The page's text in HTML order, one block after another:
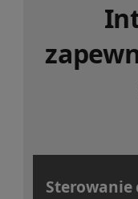
Sterowanie